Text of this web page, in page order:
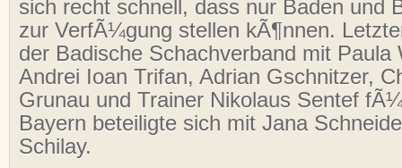
sich recht schnell, dass nur Baden und
zur VerfÃ¼gung stellen kÃ¶nnen.
der Badische Schachverband mit Paula
Andrei Ioan Trifan, Adrian Gschnitzer,
Grunau und Trainer Nikolaus Sentef
Bayern beteiligte sich mit Jana
Schilay.